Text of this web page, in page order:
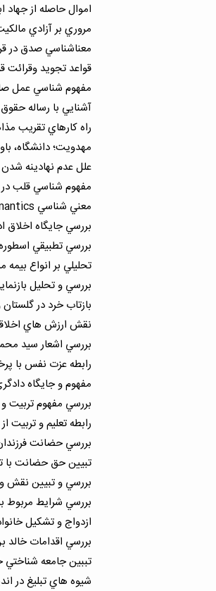
اموال حاصله از جهاد
مروري بر آزادي
معناشناسي صدق در
قواعد تجويد وقرائت
مفهوم شناسي عمل
آشنايي با رساله
راه كارهاي تقريب
مهدويت؛ دانشگاه،
علل عدم نهادينه شدن
مفهوم شناسي قلب در
معني شناسي Semantics وكاربرد آن در علوم اسلامي(مطالعات قرآني)
بررسي جايگاه اخلاق
بررسي تطبيقي اسطوره
تحليلي بر انواع
بررسي و تحليل
بازتاب خرد در
نقش ارزش هاي
بررسي اشعار سيد
رابطه عزت نفس با
مفهوم و جايگاه
بررسي مفهوم تربيت
رابطه تعليم و تربيت
بررسي حضانت
تبيين حق حضانت با
بررسي و تبيين نقش
بررسي شرايط مربوط
ازدواج و تشكيل
بررسي اقدامات خالد
تببين جامعه
شيوه هاي تبليغ در